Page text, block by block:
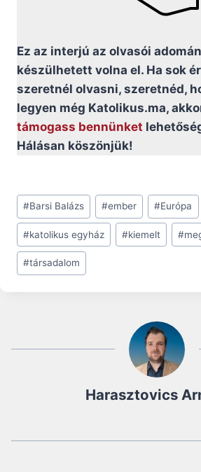
Ez az interjú az olvasói
készülhetett volna el. Ha sok
szeretnél olvasni, szeretnéd,
legyen még Katolikus.ma,
támogass bennünket
Hálásan köszönjük!
Post
Tags:
#Barsi Balázs #ember #Európa
#katolikus egyház #kiemelt #
#társadalom
Harasztovics